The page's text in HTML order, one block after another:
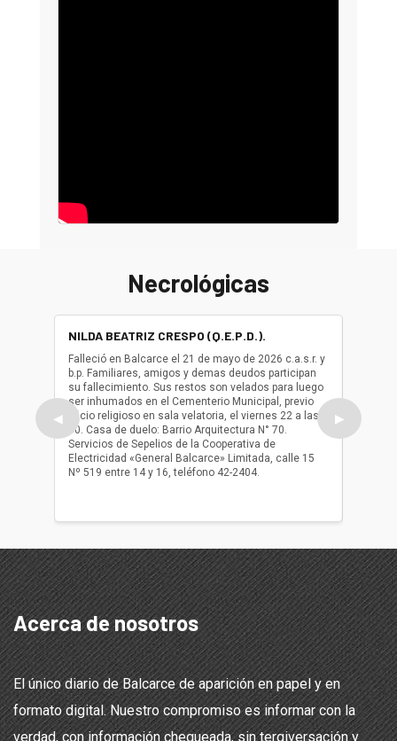
Necrológicas
◀
NILDA BEATRIZ CRESPO (Q.E.P.D.).
Falleció en Balcarce el 21 de mayo de 2026 c.a.s.r. y
b.p. Familiares, amigos y demas deudos participan
su fallecimiento. Sus restos son velados para luego
ser inhumados en el Cementerio Municipal, previo
oficio religioso en sala velatoria, el viernes 22 a las
10. Casa de duelo: Barrio Arquitectura N° 70.
Servicios de Sepelios de la Cooperativa de
Electricidad «General Balcarce» Limitada, calle 15
Nº 519 entre 14 y 16, teléfono 42-2404.
ser
oficio
▶
Acerca de nosotros
El único diario de Balcarce de aparición en papel y en
formato digital. Nuestro compromiso es informar con la
verdad, con información chequeada, sin tergiversación y